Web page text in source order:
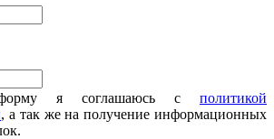
я соглашаюсь с политикой
, а так же на получение информационных